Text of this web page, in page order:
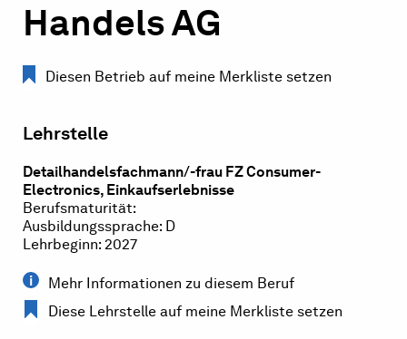
Handels AG
Diesen Betrieb auf meine Merkliste setzen
Lehrstelle
Detailhandelsfachmann/-frau FZ Consumer-
Electronics, Einkaufserlebnisse
Berufsmaturität:
Ausbildungssprache: D
Lehrbeginn: 2027
Mehr Informationen zu diesem Beruf
Diese Lehrstelle auf meine Merkliste setzen